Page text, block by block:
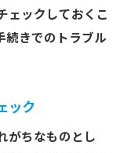
ェックしておくこ
続きでのトラブル
ック
がちなものとし